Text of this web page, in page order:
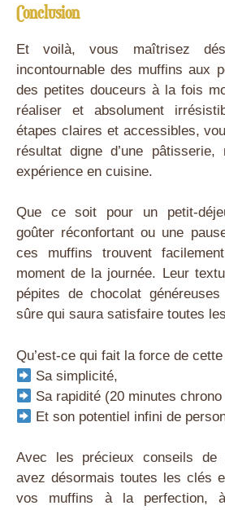
Conclusion
Et voilà, vous maîtrisez
incontournable des muffins aux
des petites douceurs à la fois
réaliser et absolument
étapes claires et accessibles,
résultat digne d’une pâtisserie,
expérience en cuisine.
Que ce soit pour un petit-
goûter réconfortant ou une
ces muffins trouvent
moment de la journée. Leur
pépites de chocolat
sûre qui saura satisfaire toutes
Qu’est-ce qui fait la force de
Sa simplicité,
Sa rapidité (20 minutes chrono
Et son potentiel infini de
Avec les précieux conseils de
avez désormais toutes les clés
vos muffins à la perfection,